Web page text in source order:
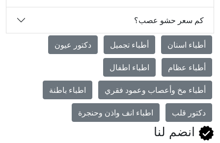
كم سعر حشو عصب؟
أطباء اسنان أطباء تجميل دكتور عيون
أطباء عظام اطباء اطفال
أطباء مخ وأعصاب وعمود فقري اطباء باطنة
دكتور قلب اطباء انف واذن وحنجرة
انضم لنا